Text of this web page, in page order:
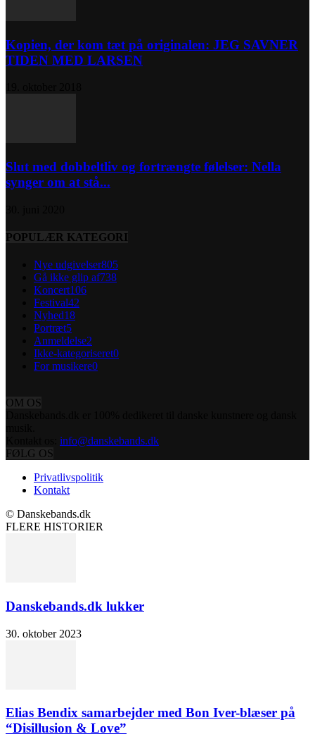
Kopien, der kom tæt på originalen: JEG SAVNER
TIDEN MED LARSEN
Slut med dobbeltliv og fortrængte følelser: Nella
synger om at stå...
POPULÆR KATEGORI
Nye udgivelser805
Gå ikke glip af738
Koncert106
Festival42
Nyhed18
Portræt5
Anmeldelse2
Ikke-kategoriseret0
For musikere0
OM OS
info@danskebands.dk
FØLG OS
Privatlivspolitik
Kontakt
© Danskebands.dk
FLERE HISTORIER
Danskebands.dk lukker
30. oktober 2023
Elias Bendix samarbejder med Bon Iver-blæser på
“Disillusion & Love”